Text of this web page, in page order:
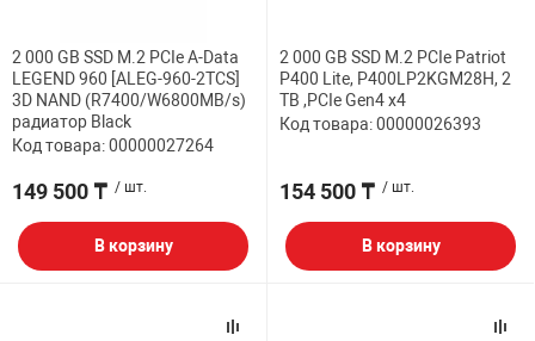
USB
USB ХАБЫ
ЛЕНТА ДЛЯ
ДОМА
ТЕХНИКА
2 000 GB SSD M.2 PCIe A-Data
LEGEND 960 [ALEG-960-2TCS]
3D NAND (R7400/W6800MB/s)
радиатор Black
Код товара: 00000027264
149 500 ₸ / шт.
В корзину
2 000 GB SSD M.2 PCIe Patriot
P400 Lite, P400LP2KGM28H, 2
TB ,PCIe Gen4 x4
Код товара: 00000026393
154 500 ₸ / шт.
В корзину